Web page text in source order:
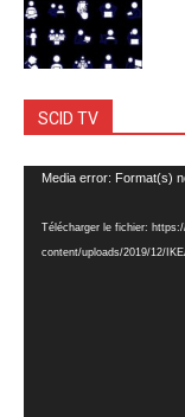
SCID TV
Lecteur
Media error: Format(s)
Télécharger le fichier:
content/uploads/2019/12/